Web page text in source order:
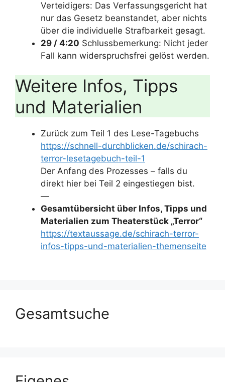
Verteidigers: Das Verfassungsgericht hat
nur das Gesetz beanstandet, aber nichts
über die individuelle Strafbarkeit gesagt.
29 / 4:20 Schlussbemerkung: Nicht jeder
Fall kann widerspruchsfrei gelöst werden.
Weitere Infos, Tipps
und Materialien
Zurück zum Teil 1 des Lese-Tagebuchs
https://schnell-durchblicken.de/schirach-
terror-lesetagebuch-teil-1
Der Anfang des Prozesses – falls du
direkt hier bei Teil 2 eingestiegen bist.
—
Gesamtübersicht über Infos, Tipps und
Materialien zum Theaterstück „Terror“
https://textaussage.de/schirach-terror-
infos-tipps-und-materialien-themenseite
Gesamtsuche